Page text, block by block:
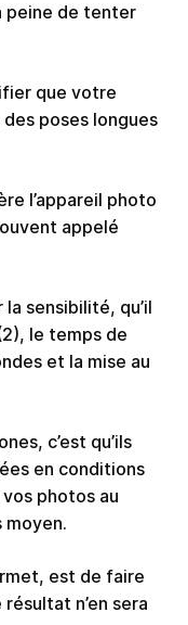
peine de tenter
que votre
poses longues
l’appareil photo
appelé
sensibilité, qu’il
le temps de
et la mise au
c’est qu’ils
en conditions
photos au
moyen.
est de faire
n’en sera